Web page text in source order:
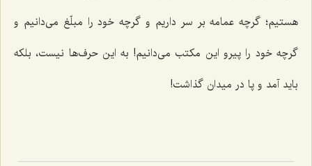
هستیم؛ گرچه عمامه بر سر داریم و گرچه خود را مبلّغ می‌دانیم و
گرچه خود را پیرو این مکتب می‌دانیم! به این حرف‌ها نیست، بلکه
باید آمد و پا در میدان گذاشت!